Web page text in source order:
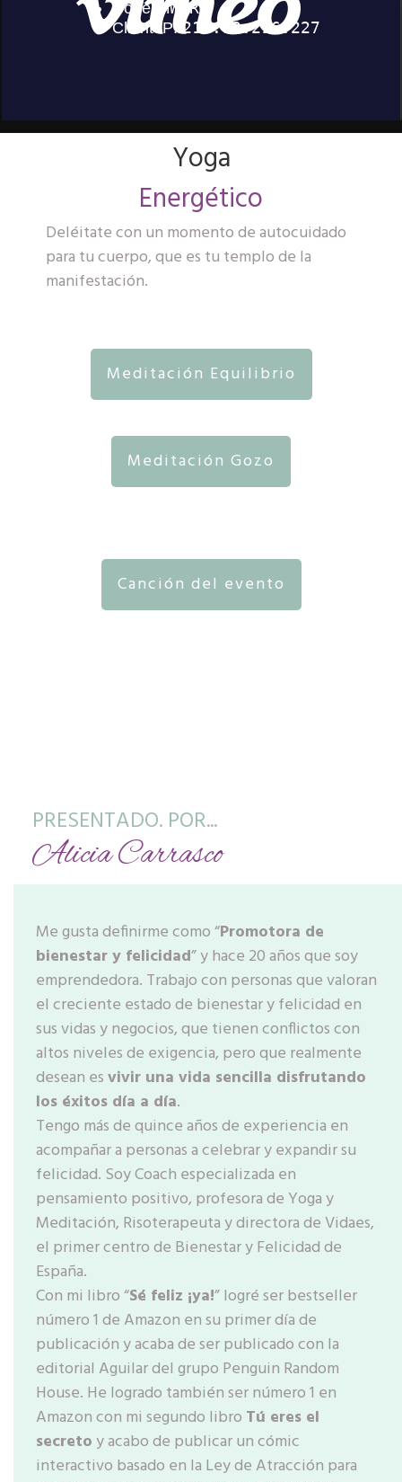
Yoga
Energético
Deléitate con un momento de autocuidado
para tu cuerpo, que es tu templo de la
manifestación.
Meditación Equilibrio
Meditación Gozo
Canción del evento
PRESENTADO. POR...
Alicia Carrasco
Me gusta definirme como “Promotora de
bienestar y felicidad” y hace 20 años que soy
emprendedora. Trabajo con personas que valoran
el creciente estado de bienestar y felicidad en
sus vidas y negocios, que tienen conflictos con
altos niveles de exigencia, pero que realmente
desean esvivir una vida sencilla disfrutando
los éxitos día a día.
Tengo más de quince años de experiencia en
acompañar a personas a celebrar y expandir su
felicidad. Soy Coach especializada en
pensamiento positivo, profesora de Yoga y
Meditación, Risoterapeuta y directora de Vidaes,
el primer centro de Bienestar y Felicidad de
España.
Con mi libro “Sé feliz ¡ya!” logré ser bestseller
número 1 de Amazon en su primer día de
publicación y acaba de ser publicado con la
editorial Aguilar del grupo Penguin Random
House. He logrado también ser número 1 en
Amazon con mi segundo libro Tú eres el
secretoy acabo de publicar un cómic
interactivo basado en la Ley de Atracción para